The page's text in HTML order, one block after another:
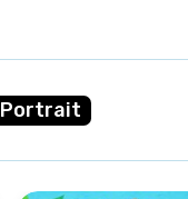
Portrait